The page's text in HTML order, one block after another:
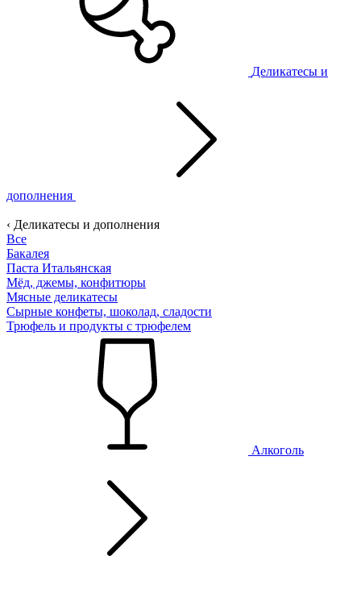
Деликатесы и
дополнения
‹ Деликатесы и дополнения
Все
Бакалея
Паста Итальянская
Мёд, джемы, конфитюры
Мясные деликатесы
Сырные конфеты, шоколад, сладости
Трюфель и продукты с трюфелем
Алкоголь